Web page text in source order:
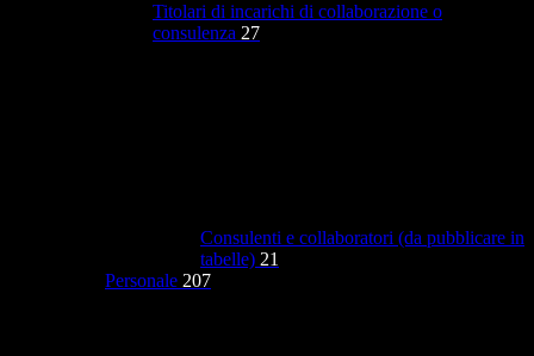
Titolari di incarichi di collaborazione o
consulenza 27
Consulenti e collaboratori (da pubblicare in
tabelle) 21
Personale 207